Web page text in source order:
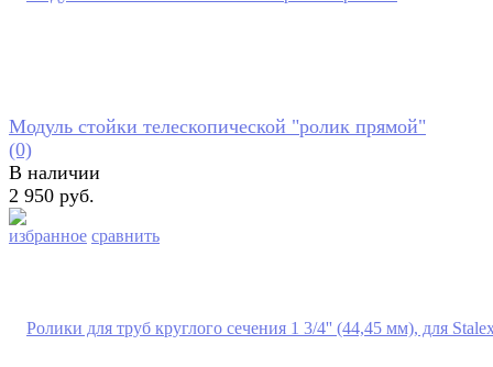
избранное сравнить
Модуль стойки телескопической "ролик прямой"
(0)
В наличии
2 950 руб.